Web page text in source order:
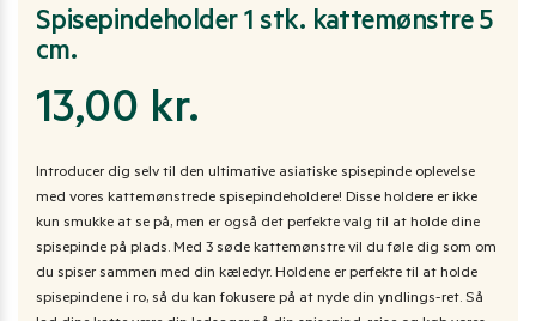
Spisepindeholder 1 stk. kattemønstre 5
cm.
13,00 kr.
Introducer dig selv til den ultimative asiatiske spisepinde oplevelse
med vores kattemønstrede spisepindeholdere! Disse holdere er ikke
kun smukke at se på, men er også det perfekte valg til at holde dine
spisepinde på plads. Med 3 søde kattemønstre vil du føle dig som om
du spiser sammen med din kæledyr. Holdene er perfekte til at holde
spisepindene i ro, så du kan fokusere på at nyde din yndlings-ret. Så